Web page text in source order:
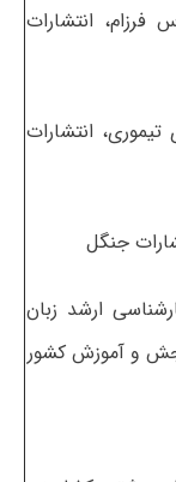
فرزام، انتشارات
تیموری، انتشارات
ارشد زبان
و آموزش کشور